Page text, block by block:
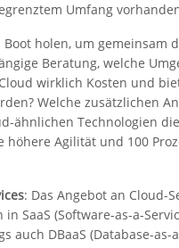
Umfang
holen, um gemeinsam
Beratung, welche
wirklich Kosten und
Welche zusätzlichen
ähnlichen Technologien
höhere Agilität und 100
: Das Angebot an Cloud-
SaaS (Software-as-a-
auch DBaaS (Database-as-